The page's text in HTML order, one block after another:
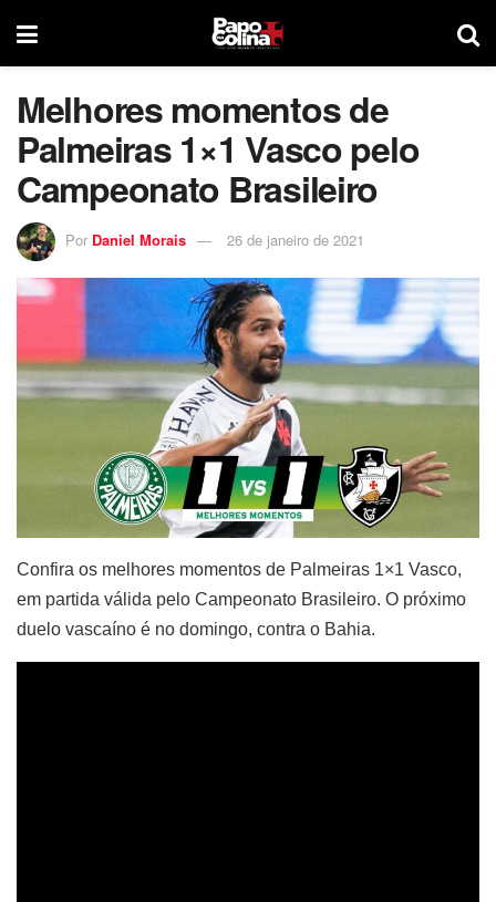
Melhores momentos de
Palmeiras 1×1 Vasco pelo
Campeonato Brasileiro
Por Daniel Morais 26 de janeiro de 2021
Confira os melhores momentos de Palmeiras 1×1 Vasco,
em partida válida pelo Campeonato Brasileiro. O próximo
duelo vascaíno é no domingo, contra o Bahia.